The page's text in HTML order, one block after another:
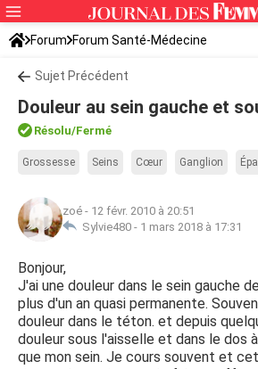
Forum Forum Santé-Médecine
Symptômes et maladies courantes
Sujet Précédent
Douleur au sein gauche et
Résolu/Fermé
Grossesse Seins Cœur Ganglion
zoé - 12 févr. 2010 à 20:51
Sylvie480 - 1 mars 2018 à 17:31
Bonjour,
J'ai une douleur dans le sein gauche
plus d'un an quasi permanente.
douleur dans le téton. et depuis
douleur sous l'aisselle et dans le dos
que mon sein. Je cours souvent et